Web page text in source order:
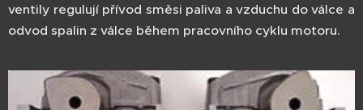
ventily regulují přívod směsi paliva a vzduchu do válce a
odvod spalin z válce během pracovního cyklu motoru.